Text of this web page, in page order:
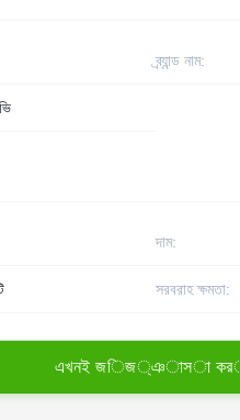
ব্র্যান্ড নাম:
দাম:
সরবরাহ ক্ষমতা:
এখনই জিজ্ঞাসা কর